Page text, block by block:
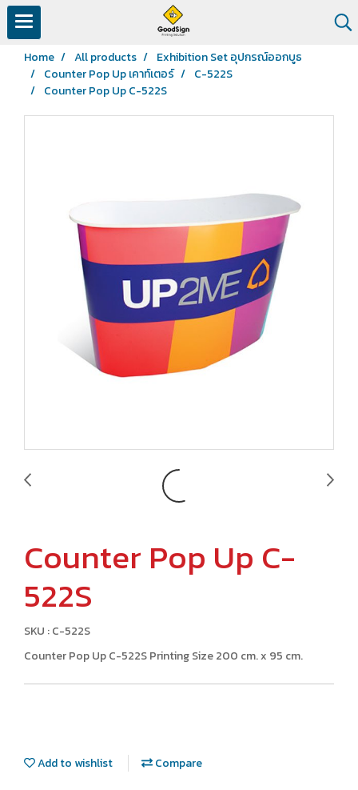
Home All products
Exhibition Set อุปกรณ์ออกบูธ
Counter Pop Up เคาท์เตอร์
C-522S
Counter Pop Up C-522S
Counter Pop Up C-
522S
SKU : C-522S
Counter Pop Up C-522S Printing Size 200 cm. x 95 cm.
Add to wishlist Compare